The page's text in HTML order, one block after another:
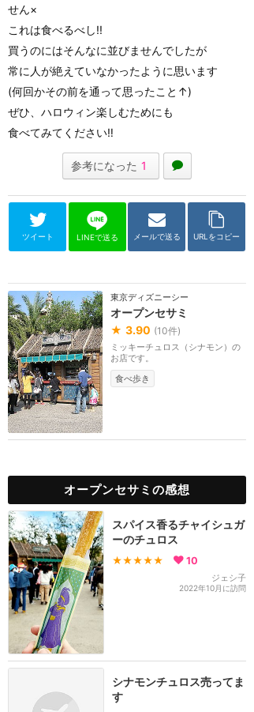
せん×
これは食べるべし!!
買うのにはそんなに並びませんでしたが
常に人が絶えていなかったように思います
(何回かその前を通って思ったこと↑)
ぜひ、ハロウィン楽しむためにも
食べてみてください‼
参考になった 1
ツイート LINEで送る メールで送る URLをコピー
東京ディズニーシー
オープンセサミ
★ 3.90 (10件)
ミッキーチュロス（シナモン）の
お店です。
食べ歩き
オープンセサミの感想
スパイス香るチャイシュガ
ーのチュロス
★★★★★ 10
ジェシ子
2022年10月に訪問
シナモンチュロス売ってま
す